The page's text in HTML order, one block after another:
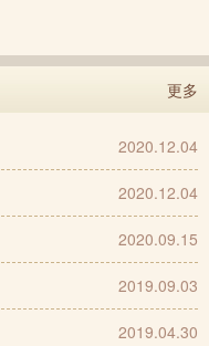
更多
2020.12.04
2020.12.04
2020.09.15
2019.09.03
2019.04.30